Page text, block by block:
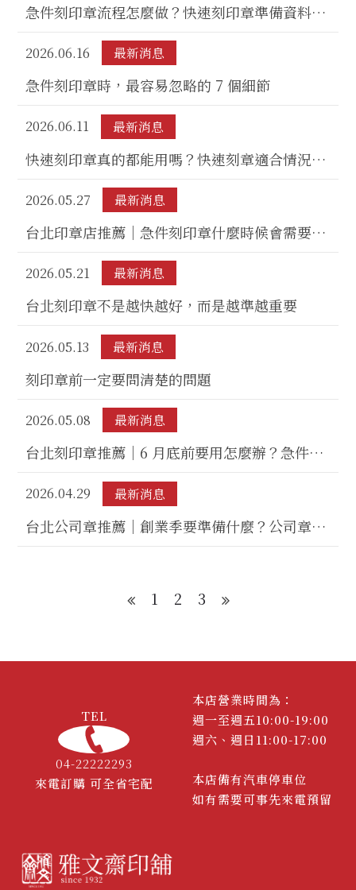
急件刻印章流程怎麼做？快速刻印章準備資料、
現場確認與取件注意事項
2026.06.16 最新消息
急件刻印章時，最容易忽略的 7 個細節
2026.06.11 最新消息
快速刻印章真的都能用嗎？快速刻章適合情況、
缺點與手工刻印差異完整解析
2026.05.27 最新消息
台北印章店推薦｜急件刻印章什麼時候會需要？
銀行開戶、合約文件、公司設立常見情況一次看
懂
2026.05.21 最新消息
台北刻印章不是越快越好，而是越準越重要
2026.05.13 最新消息
刻印章前一定要問清楚的問題
2026.05.08 最新消息
台北刻印章推薦｜6 月底前要用怎麼辦？急件刻
章與當天取件重點
2026.04.29 最新消息
台北公司章推薦｜創業季要準備什麼？公司章、
1 2 3
TEL
04-22222293
來電訂購 可全省宅配
本店營業時間為：
週一至週五10:00-19:00
週六、週日11:00-17:00
本店備有汽車停車位
如有需要可事先來電預留